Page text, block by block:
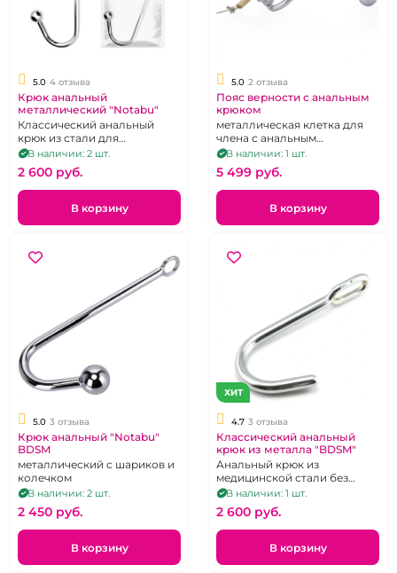
5.0 4 отзыва
Крюк анальный
металлический "Notabu"
Классический анальный
крюк из стали для
использования при бандаже
нижнего
В наличии: 2 шт.
2 600 pуб.
В корзину
5.0 2 отзыва
Пояс верности с анальным
крюком
металлическая клетка для
члена с анальным
стимулятором
В наличии: 1 шт.
5 499 pуб.
В корзину
5.0 3 отзыва
Крюк анальный "Notabu"
BDSM
металлический с шариков и
колечком
В наличии: 2 шт.
2 450 pуб.
В корзину
ХИТ
4.7 3 отзыва
Классический анальный
крюк из металла "BDSM"
Анальный крюк из
медицинской стали без
дополнительной
стимуляции на вершине
В наличии: 1 шт.
2 600 pуб.
В корзину